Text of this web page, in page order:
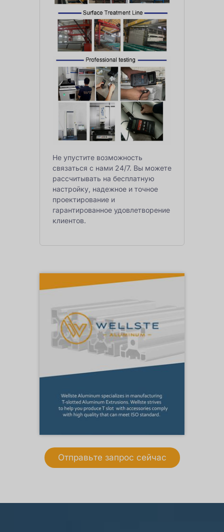
Не упустите возможность
связаться с нами 24/7. Вы можете
рассчитывать на бесплатную
настройку, надежное и точное
проектирование и
гарантированное удовлетворение
клиентов.
Отправьте запрос сейчас